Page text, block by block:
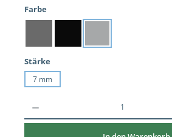
Farbe
Stärke
7 mm